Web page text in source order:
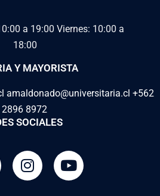
a 19:00 Viernes: 10:00 a
18:00
Y MAYORISTA
amaldonado@universitaria.cl +562
2896 8972
SOCIALES